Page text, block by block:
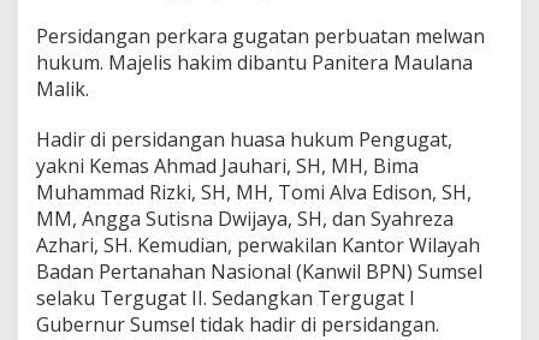
e
l
r
k
a
i
t
P
r
o
y
e
Persidangan perkara gugatan perbuatan melwan
hukum. Majelis hakim dibantu Panitera Maulana
Malik.
Hadir di persidangan huasa hukum Pengugat,
yakni Kemas Ahmad Jauhari, SH, MH, Bima
Muhammad Rizki, SH, MH, Tomi Alva Edison, SH,
MM, Angga Sutisna Dwijaya, SH, dan Syahreza
Azhari, SH. Kemudian, perwakilan Kantor Wilayah
Badan Pertanahan Nasional (Kanwil BPN) Sumsel
selaku Tergugat II. Sedangkan Tergugat I
Gubernur Sumsel tidak hadir di persidangan.